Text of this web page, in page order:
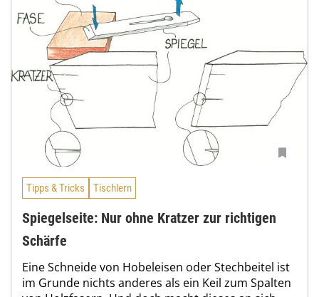
Tipps & Tricks Tischlern
Spiegelseite: Nur ohne Kratzer zur richtigen
Schärfe
Eine Schneide von Hobeleisen oder Stechbeitel ist
im Grunde nichts anderes als ein Keil zum Spalten